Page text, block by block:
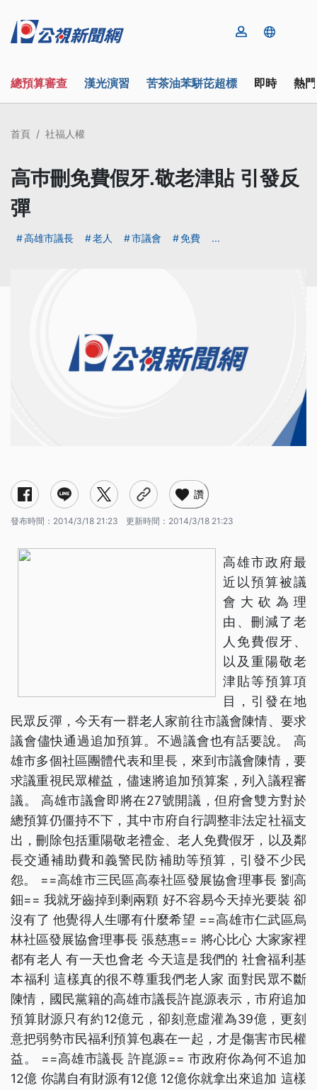
總預算審查 漢光演習 苦茶油苯駢芘超標 即時 熱
首頁 社福人權
高巿刪免費假牙.敬老津貼 引發反
彈
高雄市議長 老人 市議會 免費 ...
讚
發布時間： 2014/3/18 21:23 更新時間： 2014/3/18 21:23
高雄市政府最
近以預算被議
會大砍為理
由、刪減了老
人免費假牙、
以及重陽敬老
津貼等預算項
目，引發在地
民眾反彈，今天有一群老人家前往市議會陳情、要求
議會儘快通過追加預算。不過議會也有話要說。 高
雄市多個社區團體代表和里長，來到市議會陳情，要
求議重視民眾權益，儘速將追加預算案，列入議程審
議。 高雄市議會即將在27號開議，但府會雙方對於
總預算仍僵持不下，其中市府自行調整非法定社福支
出，刪除包括重陽敬老禮金、老人免費假牙，以及鄰
長交通補助費和義警民防補助等預算，引發不少民
怨。 ==高雄市三民區高泰社區發展協會理事長 劉高
鈿== 我就牙齒掉到剩兩顆 好不容易今天掉光要裝 卻
沒有了 他覺得人生哪有什麼希望 ==高雄市仁武區烏
林社區發展協會理事長 張慈惠== 將心比心 大家家裡
都有老人 有一天也會老 今天這是我們的 社會福利基
本福利 這樣真的很不尊重我們老人家 面對民眾不斷
陳情，國民黨籍的高雄市議長許崑源表示，市府追加
預算財源只有約12億元，卻刻意虛灌為39億，更刻
意把弱勢市民福利預算包裹在一起，才是傷害市民權
益。 ==高雄市議長 許崑源== 市政府你為何不追加
12億 你講自有財源有12億 12億你就拿出來追加 這樣